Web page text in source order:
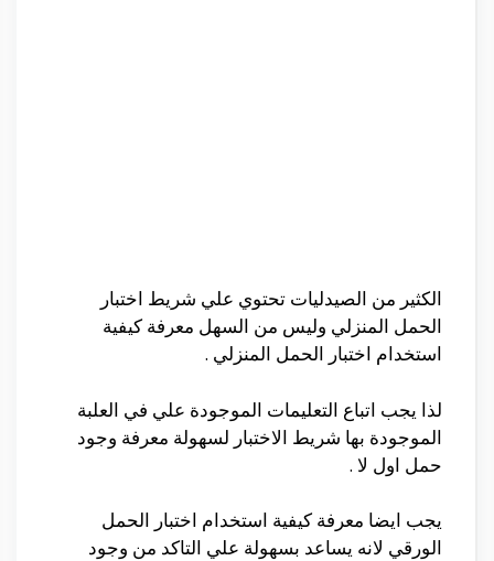
الكثير من الصيدليات تحتوي علي شريط اختبار
الحمل المنزلي وليس من السهل معرفة كيفية
استخدام اختبار الحمل المنزلي .
لذا يجب اتباع التعليمات الموجودة علي في العلبة
الموجودة بها شريط الاختبار لسهولة معرفة وجود
حمل اول لا .
يجب ايضا معرفة كيفية استخدام اختبار الحمل
الورقي لانه يساعد بسهولة علي التاكد من وجود